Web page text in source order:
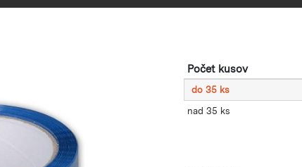
Počet kusov
do 35 ks
nad 35 ks